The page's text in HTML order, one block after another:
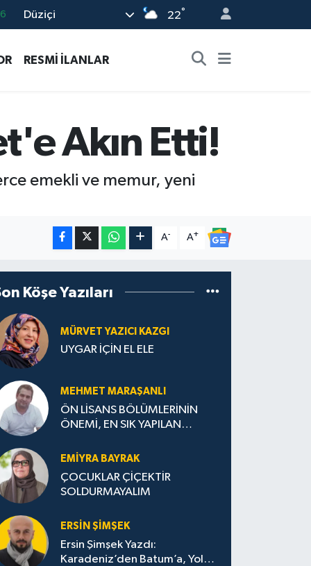
Düziçi 22°
RESMİ İLANLAR
Akın Etti!
emekli ve memur, yeni
A- A+
Köşe Yazıları
MÜRVET YAZICI KAZGI
UYGAR İÇİN EL ELE
MEHMET MARAŞANLI
ÖN LİSANS BÖLÜMLERİNİN
ÖNEMİ, EN SIK YAPILAN
STRATEJİLERİ
EMIYRA BAYRAK
ÇOCUKLAR ÇİÇEKTİR
SOLDURMAYALIM
ERSIN ŞIMŞEK
Ersin Şimşek Yazdı:
Karadeniz’den Batum’a, Yolun